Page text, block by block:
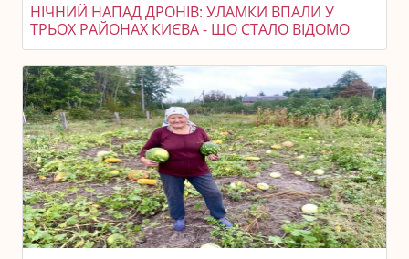
НІЧНИЙ НАПАД ДРОНІВ: УЛАМКИ ВПАЛИ У
ТРЬОХ РАЙОНАХ КИЄВА - ЩО СТАЛО ВІДОМО